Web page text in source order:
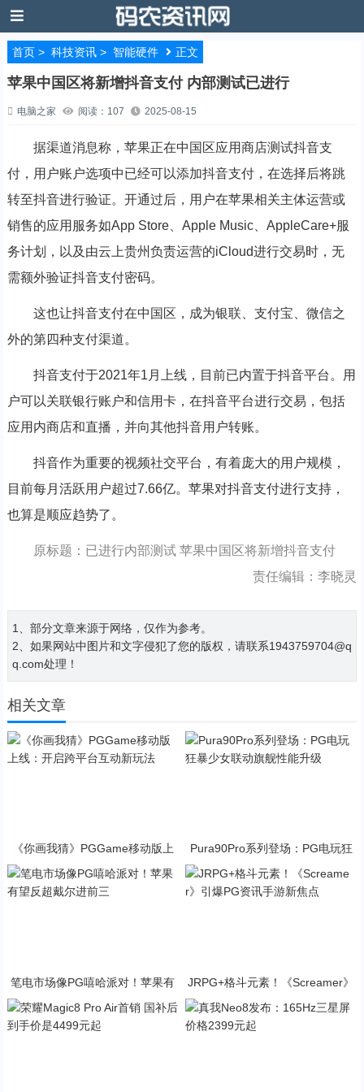
首页> 科技资讯> 智能硬件 正文
苹果中国区将新增抖音支付 内部测试已进行
电脑之家 阅读：107 2025-08-15
据渠道消息称，苹果正在中国区应用商店测试抖音支
付，用户账户选项中已经可以添加抖音支付，在选择后将跳
转至抖音进行验证。开通过后，用户在苹果相关主体运营或
销售的应用服务如App Store、Apple Music、AppleCare+服
务计划，以及由云上贵州负责运营的iCloud进行交易时，无
需额外验证抖音支付密码。
这也让抖音支付在中国区，成为银联、支付宝、微信之
外的第四种支付渠道。
抖音支付于2021年1月上线，目前已内置于抖音平台。用
户可以关联银行账户和信用卡，在抖音平台进行交易，包括
应用内商店和直播，并向其他抖音用户转账。
抖音作为重要的视频社交平台，有着庞大的用户规模，
目前每月活跃用户超过7.66亿。苹果对抖音支付进行支持，
也算是顺应趋势了。
原标题：已进行内部测试 苹果中国区将新增抖音支付
责任编辑：李晓灵
1、部分文章来源于网络，仅作为参考。
2、如果网站中图片和文字侵犯了您的版权，请联系1943759704@q
q.com处理！
相关文章
《你画我猜》PGGame移动版上
线：开启跨平台互动新玩法
Pura90Pro系列登场：PG电玩狂
暴少女联动旗舰性能升级
笔电市场像PG嘻哈派对！苹果有
JRPG+格斗元素！《Screamer》